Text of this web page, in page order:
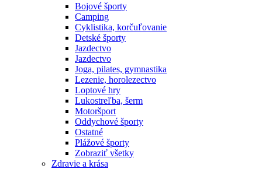
Bojové športy
Camping
Cyklistika, korčuľovanie
Detské športy
Jazdectvo
Jazdectvo
Joga, pilates, gymnastika
Lezenie, horolezectvo
Loptové hry
Lukostreľba, šerm
Motoršport‎
Oddychové športy
Ostatné
Plážové športy
Zobraziť všetky
Zdravie a krása